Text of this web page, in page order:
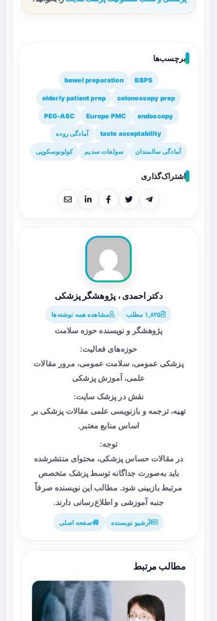
برچسب‌ها
BBPS
bowel preparation
colonoscopy prep
elderly patient prep
endoscopy
Europe PMC
PEG-ASC
taste acceptability آمادگی روده
آمادگی سالمندان سولفات سدیم کولونوسکوپی
اشتراک‌گذاری
دکتر احمدی ، پژوهشگر پزشکی
۱,۸۲۵ مطلب مشاهده همه نوشته‌ها
پژوهشگر و نویسنده حوزه سلامت
حوزه‌های فعالیت:
پزشکی عمومی، سلامت عمومی، مرور مقالات
علمی، آموزش پزشکی
نقش در پزشک سایت:
تهیه، ترجمه و بازنویسی علمی مقالات پزشکی بر
اساس منابع معتبر.
توجه:
در مقالات حساس پزشکی، محتوای منتشرشده
باید به‌صورت جداگانه توسط پزشک متخصص
مرتبط بازبینی شود. مطالب این نویسنده صرفاً
جنبه آموزشی و اطلاع‌رسانی دارند.
آرشیو نویسنده صفحه اصلی
مطالب مرتبط